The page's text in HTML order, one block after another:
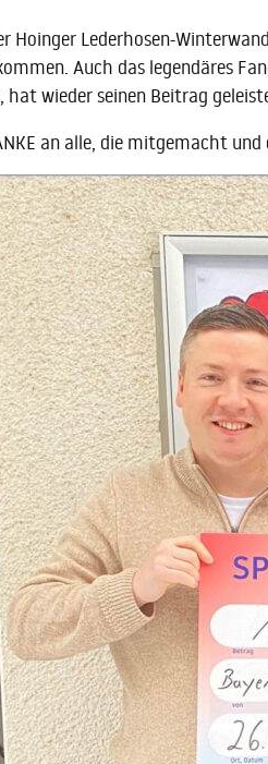
Hoinger Lederhosen-
Auch das legendäres
wieder seinen Beitrag
an alle, die mitgemacht